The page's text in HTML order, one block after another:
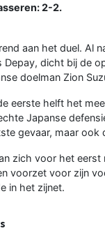
2-2.
aan het duel. Al
Depay, dicht bij de
doelman Zion
eerste helft het
Japanse
gevaar, maar ook
zich voor het eerst
voorzet voor zijn
in het zijnet.